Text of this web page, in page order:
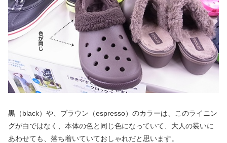
黒（black）や、ブラウン（espresso）のカラーは、このライニン
グが白ではなく、本体の色と同じ色になっていて、大人の装いに
あわせても、落ち着いていておしゃれだと思います。